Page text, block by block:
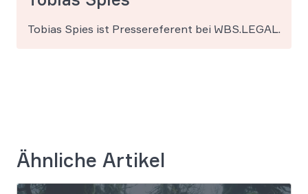
Tobias Spies ist Pressereferent bei WBS.LEGAL.
Ähnliche Artikel